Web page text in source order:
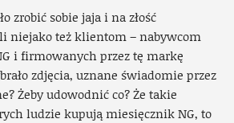
zrobić sobie jaja i na złość
niejako też klientom – nabywcom
i firmowanych przez tę markę
zdjęcia, uznane świadomie przez
Żeby udowodnić co? Że takie
ludzie kupują miesięcznik NG, to